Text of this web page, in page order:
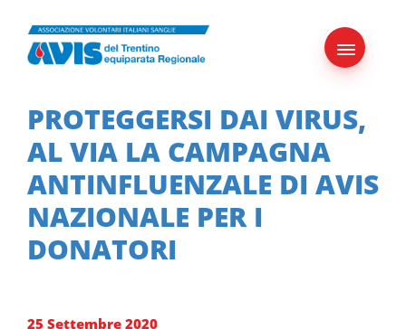
Skip
content
PROTEGGERSI DAI VIRUS,
AL VIA LA CAMPAGNA
ANTINFLUENZALE DI AVIS
NAZIONALE PER I
DONATORI
25 Settembre 2020